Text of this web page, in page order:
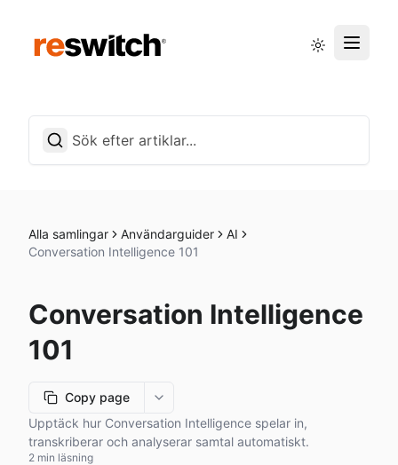
Svenska
Alla samlingar Användarguider
AI
Conversation Intelligence 101
Conversation Intelligence
101
Copy page
More options
Upptäck hur Conversation Intelligence spelar in,
transkriberar och analyserar samtal automatiskt.
2 min läsning